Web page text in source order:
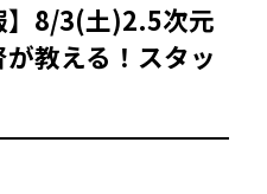
】8/3(土)2.5次元
教える！スタッ